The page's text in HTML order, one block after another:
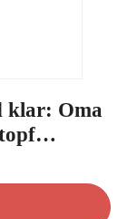
klar: Oma
Zwei